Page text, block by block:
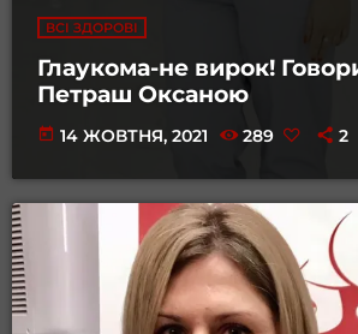
ВСІ ЗДОРОВІ
Глаукома-не вирок!
Петраш Оксаною
today 14 ЖОВТНЯ, 2021 289 2